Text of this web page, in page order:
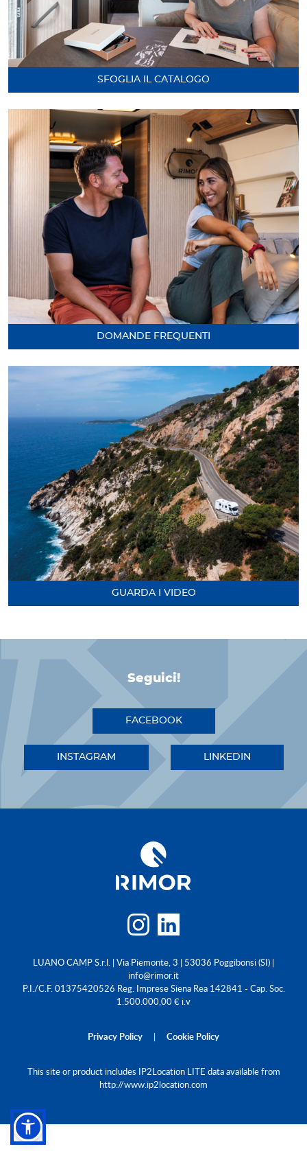
SFOGLIA IL CATALOGO
DOMANDE FREQUENTI
GUARDA I VIDEO
Seguici!
FACEBOOK
INSTAGRAM LINKEDIN
LUANO CAMP S.r.l. | Via Piemonte, 3 | 53036 Poggibonsi (SI) |
info@rimor.it
P.I./C.F. 01375420526 Reg. Imprese Siena Rea 142841 - Cap. Soc.
1.500.000,00 € i.v
Privacy Policy | Cookie Policy
This site or product includes IP2Location LITE data available from
http://www.ip2location.com